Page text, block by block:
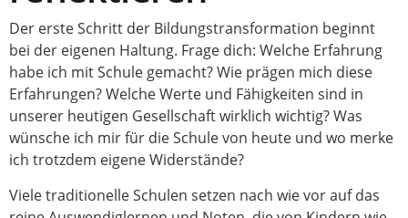
Der erste Schritt der Bildungstransformation beginnt
bei der eigenen Haltung. Frage dich: Welche Erfahrung
habe ich mit Schule gemacht? Wie prägen mich diese
Erfahrungen? Welche Werte und Fähigkeiten sind in
unserer heutigen Gesellschaft wirklich wichtig? Was
wünsche ich mir für die Schule von heute und wo merke
ich trotzdem eigene Widerstände?
Viele traditionelle Schulen setzen nach wie vor auf das